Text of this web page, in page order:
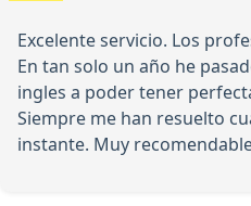
Excelente servicio. Los
En tan solo un año he
ingles a poder tener
Siempre me han resuelto
instante. Muy